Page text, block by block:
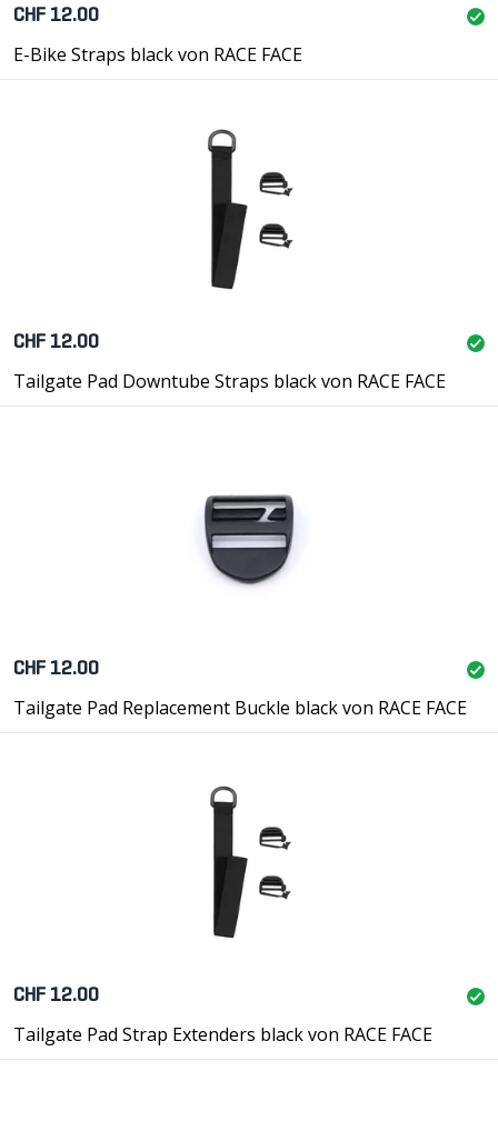
CHF 12.00
E-Bike Straps black von RACE FACE
CHF 12.00
Tailgate Pad Downtube Straps black von RACE FACE
CHF 12.00
Tailgate Pad Replacement Buckle black von RACE FACE
CHF 12.00
Tailgate Pad Strap Extenders black von RACE FACE